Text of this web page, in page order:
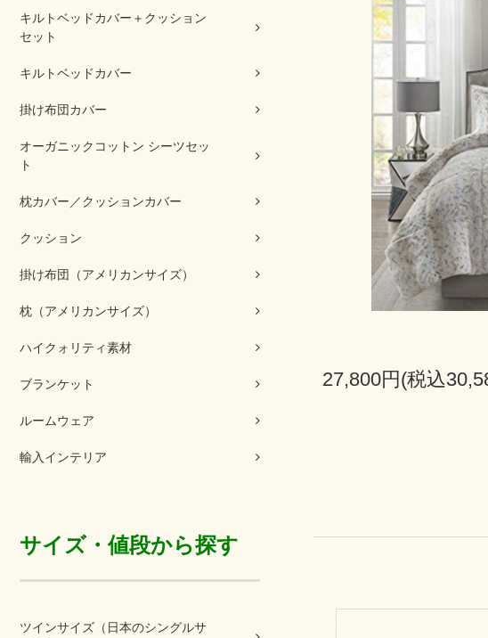
キルトベッドカバー＋クッション
セット
キルトベッドカバー
掛け布団カバー
オーガニックコットン シーツセッ
ト
枕カバー／クッションカバー
クッション
掛け布団（アメリカンサイズ）
枕（アメリカンサイズ）
ハイクォリティ素材
ブランケット
ルームウェア
輸入インテリア
サイズ・値段から探す
ツインサイズ（日本のシングルサ
27,800円(税込